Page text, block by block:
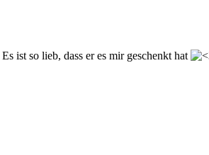
ist so lieb, dass er es mir geschenkt hat